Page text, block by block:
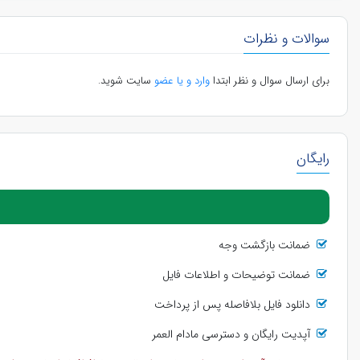
سوالات و نظرات
برای ارسال سوال و نظر ابتداوارد و یا عضو سایت شوید.
رایگان
ضمانت بازگشت وجه
ضمانت توضیحات و اطلاعات فایل
دانلود فایل بلافاصله پس از پرداخت
آپدیت رایگان و دسترسی مادام العمر